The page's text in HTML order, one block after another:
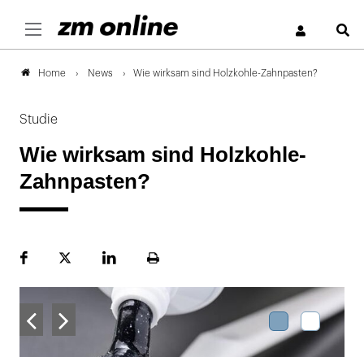
Home News Wie wirksam sind Holzkohle-Zahnpasten?
Studie
Wie wirksam sind Holzkohle-
Zahnpasten?
FacebookPlattformLinekdInSeite